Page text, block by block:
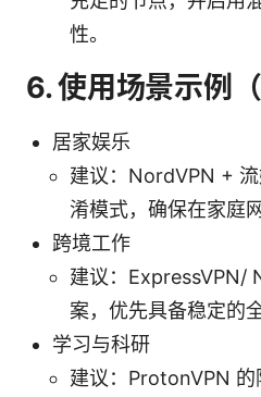
性。
6. 使用场景示例（
居家娱乐
建议：NordVPN +
淆模式，确保在家庭
跨境工作
建议：ExpressVPN/
案，优先具备稳定的
学习与科研
建议：ProtonVPN